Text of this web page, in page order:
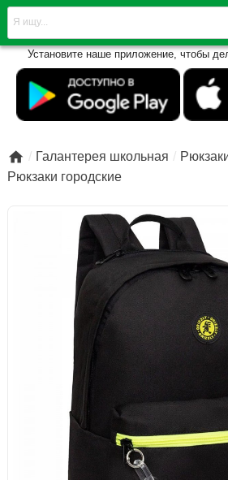
Установите наше приложение, чтобы
 Галантерея школьная
Рюкзаки городские